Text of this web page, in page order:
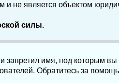
не является объектом
силы.
запретил имя, под которым вы
Обратитесь за